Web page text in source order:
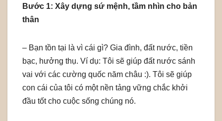
Bước 1: Xây dựng sứ mệnh, tầm nhìn cho bản
thân
– Bạn tồn tại là vì cái gì? Gia đình, đất nước, tiền
bạc, hưởng thụ. Ví dụ: Tôi sẽ giúp đất nước sánh
vai với các cường quốc năm châu :). Tôi sẽ giúp
con cái của tôi có một nền tảng vững chắc khởi
đầu tốt cho cuộc sống chúng nó.